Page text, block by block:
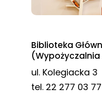
Biblioteka
(Wypożyczalnia
ul. Kolegiacka 3
tel. 22 277 03 77